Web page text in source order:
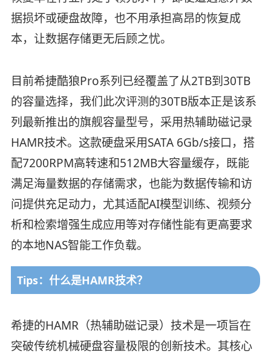
据损坏或硬盘故障，也不用承担高昂的恢复成
本，让数据存储更无后顾之忧。
目前希捷酷狼Pro系列已经覆盖了从2TB到30TB
的容量选择，我们此次评测的30TB版本正是该系
列最新推出的旗舰容量型号，采用热辅助磁记录
HAMR技术。这款硬盘采用SATA 6Gb/s接口，搭
配7200RPM高转速和512MB大容量缓存，既能
满足海量数据的存储需求，也能为数据传输和访
问提供充足动力，尤其适配AI模型训练、视频分
析和检索增强生成应用等对存储性能有更高要求
的本地NAS智能工作负载。
Tips：什么是HAMR技术？
希捷的HAMR（热辅助磁记录）技术是一项旨在
突破传统机械硬盘容量极限的创新技术。其核心